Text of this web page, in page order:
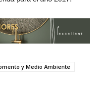
y Medio Ambiente